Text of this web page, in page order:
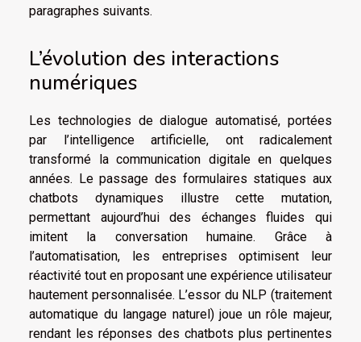
paragraphes suivants.
L’évolution des interactions
numériques
Les technologies de dialogue automatisé, portées
par l’intelligence artificielle, ont radicalement
transformé la communication digitale en quelques
années. Le passage des formulaires statiques aux
chatbots dynamiques illustre cette mutation,
permettant aujourd’hui des échanges fluides qui
imitent la conversation humaine. Grâce à
l’automatisation, les entreprises optimisent leur
réactivité tout en proposant une expérience utilisateur
hautement personnalisée. L’essor du NLP (traitement
automatique du langage naturel) joue un rôle majeur,
rendant les réponses des chatbots plus pertinentes